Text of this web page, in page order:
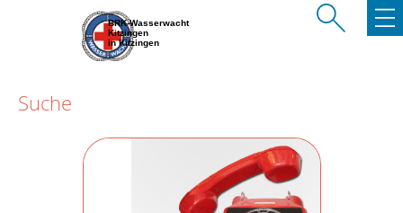
BRK-Wasserwacht
Kitzingen
in Kitzingen
Suche